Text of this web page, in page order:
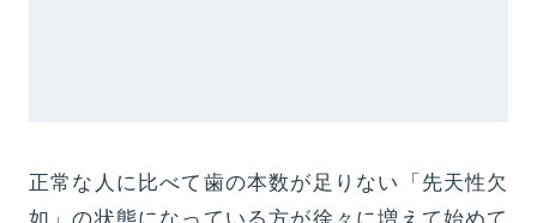
正常な人に比べて歯の本数が足りない「先天性欠